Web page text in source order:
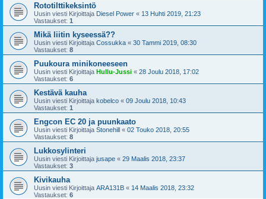
Rototilttikeksintö
Uusin viesti Kirjoittaja Diesel Power « 13 Huhti 2019, 21:23
Vastaukset: 1
Mikä liitin kyseessä??
Uusin viesti Kirjoittaja Cossukka « 30 Tammi 2019, 08:30
Vastaukset: 8
Puukoura minikoneeseen
Uusin viesti Kirjoittaja Hullu-Jussi « 28 Joulu 2018, 17:02
Vastaukset: 6
Kestävä kauha
Uusin viesti Kirjoittaja kobelco « 09 Joulu 2018, 10:43
Vastaukset: 1
Engcon EC 20 ja puunkaato
Uusin viesti Kirjoittaja Stonehill « 02 Touko 2018, 20:55
Vastaukset: 8
Lukkosylinteri
Uusin viesti Kirjoittaja jusape « 29 Maalis 2018, 23:37
Vastaukset: 3
Kivikauha
Uusin viesti Kirjoittaja ARA131B « 14 Maalis 2018, 23:32
Vastaukset: 6